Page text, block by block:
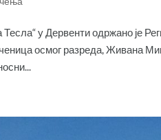
у Дервенти одржано је
осмог разреда, Живана